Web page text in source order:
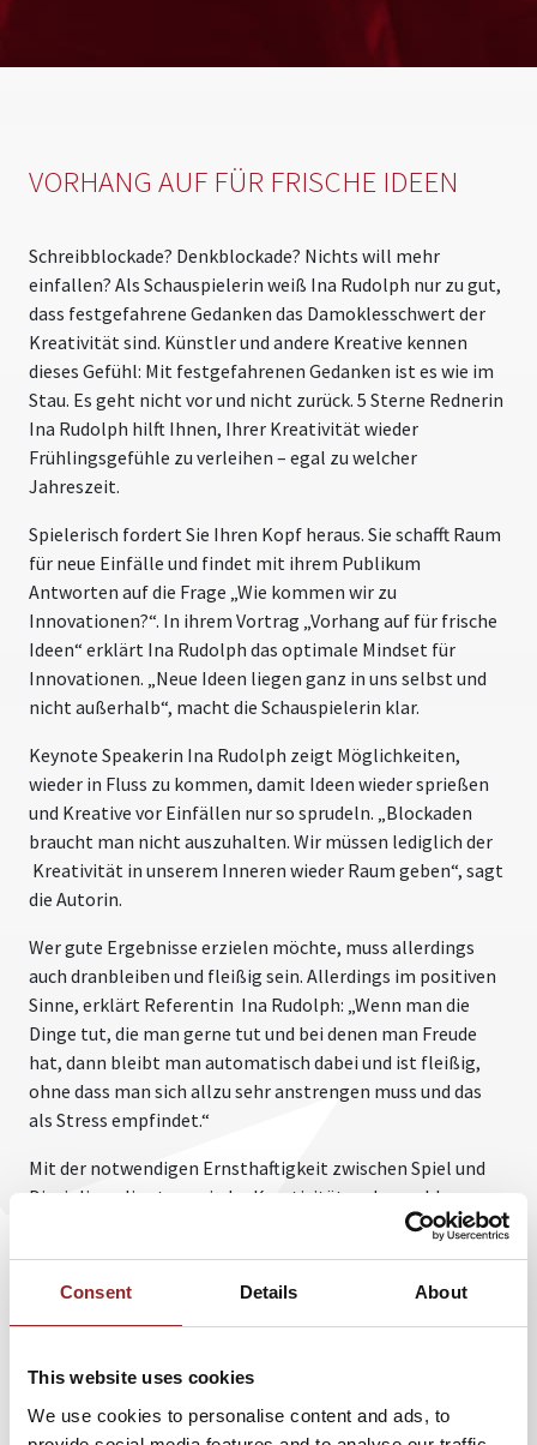
Consent Details About
This website uses cookies
We use cookies to personalise content and ads, to
VORHANG AUF FÜR FRISCHE IDEEN
Schreibblockade? Denkblockade? Nichts will mehr
einfallen? Als Schauspielerin weiß Ina Rudolph nur zu gut,
dass festgefahrene Gedanken das Damoklesschwert der
Kreativität sind. Künstler und andere Kreative kennen
dieses Gefühl: Mit festgefahrenen Gedanken ist es wie im
Stau. Es geht nicht vor und nicht zurück. 5 Sterne Rednerin
Ina Rudolph hilft Ihnen, Ihrer Kreativität wieder
Frühlingsgefühle zu verleihen – egal zu welcher
Jahreszeit.
Spielerisch fordert Sie Ihren Kopf heraus. Sie schafft Raum
für neue Einfälle und findet mit ihrem Publikum
Antworten auf die Frage „Wie kommen wir zu
Innovationen?“. In ihrem Vortrag „Vorhang auf für frische
Ideen“ erklärt Ina Rudolph das optimale Mindset für
Innovationen. „Neue Ideen liegen ganz in uns selbst und
nicht außerhalb“, macht die Schauspielerin klar.
Keynote Speakerin Ina Rudolph zeigt Möglichkeiten,
wieder in Fluss zu kommen, damit Ideen wieder sprießen
und Kreative vor Einfällen nur so sprudeln. „Blockaden
braucht man nicht auszuhalten. Wir müssen lediglich der
Kreativität in unserem Inneren wieder Raum geben“, sagt
die Autorin.
Wer gute Ergebnisse erzielen möchte, muss allerdings
auch dranbleiben und fleißig sein. Allerdings im positiven
Sinne, erklärt Referentin Ina Rudolph: „Wenn man die
Dinge tut, die man gerne tut und bei denen man Freude
hat, dann bleibt man automatisch dabei und ist fleißig,
ohne dass man sich allzu sehr anstrengen muss und das
als Stress empfindet.“
Mit der notwendigen Ernsthaftigkeit zwischen Spiel und
Disziplin gelingt es, wieder Kreativität und neue Ideen
freizusetzen. Wer motiviert ist, seinem Können und seinen
Talenten vertraut, ist stark in dem, was er tut. Er strahlt
dies aus und gelangt zu neuen, professionellen
Lassen Sie sich von 5 Sterne Rednerin Ina Rudolph zu
Innovationen inspirieren! Lassen Sie sich ermutigen,